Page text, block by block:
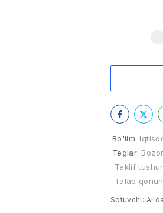
Bo'lim:
Teglar:
Taklif
Talab
Sotuvchi: